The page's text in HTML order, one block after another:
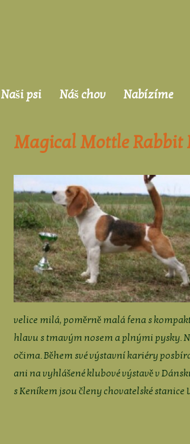
Magical Mottle Rabbit
velice milá, poměrně malá fena s
hlavu s tmavým nosem a plnými pysky.
očima. Během své výstavní kariéry
ani na vyhlášené klubové výstavě v
s Keníkem jsou členy chovatelské stanice
Naši psi Náš chov Nabízíme